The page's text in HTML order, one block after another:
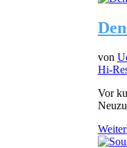
von
Hi-
Vor